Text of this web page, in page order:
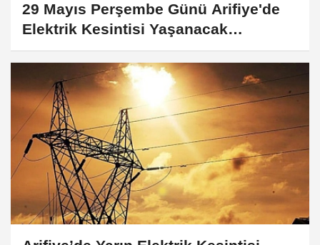
29 Mayıs Perşembe Günü Arifiye'de
Elektrik Kesintisi Yaşanacak
Mahalleler ve Sokaklar